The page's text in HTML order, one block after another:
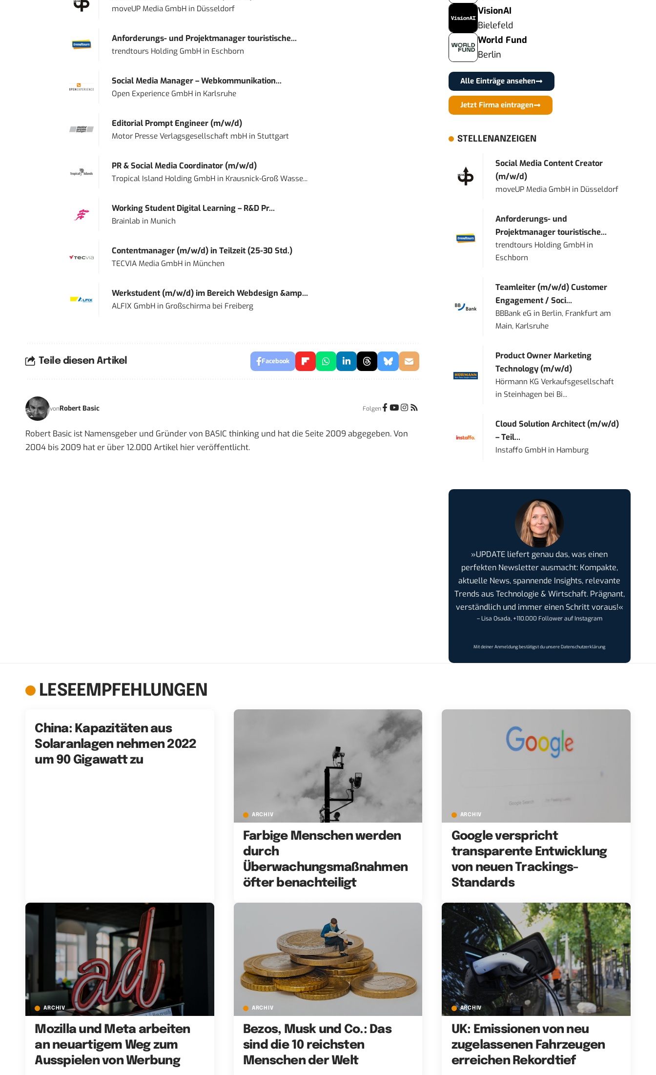
moveUP Media GmbHin Düsseldorf
Anforderungs- und Projektmanager touristische...
trendtours Holding GmbHin Eschborn
Social Media Manager – Webkommunikation...
Open Experience GmbHin Karlsruhe
Editorial Prompt Engineer (m/w/d)
Motor Presse Verlagsgesellschaft mbHin Stuttgart
PR & Social Media Coordinator (m/w/d)
Tropical Island Holding GmbHin Krausnick-Groß Wasse...
Working Student Digital Learning – R&D Pr...
Brainlab in Munich
Contentmanager (m/w/d) in Teilzeit (25-30 Std.)
TECVIA Media GmbHin München
Werkstudent (m/w/d) im Bereich Webdesign &amp...
ALFIX GmbHin Großschirma bei Freiberg
Teile diesen Artikel Facebook
vonRobert Basic Folgen
Robert Basic ist Namensgeber und Gründer von BASIC thinking und hat die Seite 2009 abgegeben. Von
2004 bis 2009 hat er über 12.000 Artikel hier veröffentlicht.
VisionAI
Bielefeld
World Fund
Berlin
Alle Einträge ansehen
Jetzt Firma eintragen
STELLENANZEIGEN
Social Media Content Creator
(m/w/d)
moveUP Media GmbH in Düsseldorf
Anforderungs- und
Projektmanager touristische...
trendtours Holding GmbH in
Eschborn
Teamleiter (m/w/d) Customer
Engagement / Soci...
BBBank eG in Berlin, Frankfurt am
Main, Karlsruhe
Product Owner Marketing
Technology (m/w/d)
Hörmann KG Verkaufsgesellschaft
in Steinhagen bei Bi...
Cloud Solution Architect (m/w/d)
– Teil...
Instaffo GmbH in Hamburg
»UPDATE liefert genau das, was einen
perfekten Newsletter ausmacht: Kompakte,
aktuelle News, spannende Insights, relevante
Trends aus Technologie & Wirtschaft. Prägnant,
verständlich und immer einen Schritt voraus!«
– Lisa Osada, +110.000 Follower auf Instagram
Mit deiner Anmeldung bestätigst du unsereDatenschutzerklärung
LESEEMPFEHLUNGEN
China: Kapazitäten aus
Solaranlagen nehmen 2022
um 90 Gigawatt zu
ARCHIV
Farbige Menschen werden
durch
Überwachungsmaßnahmen
öfter benachteiligt
ARCHIV
Google verspricht
transparente Entwicklung
von neuen Trackings-
Standards
ARCHIV
Mozilla und Meta arbeiten
an neuartigem Weg zum
Ausspielen von Werbung
ARCHIV
Bezos, Musk und Co.: Das
sind die 10 reichsten
Menschen der Welt
ARCHIV
UK: Emissionen von neu
zugelassenen Fahrzeugen
erreichen Rekordtief